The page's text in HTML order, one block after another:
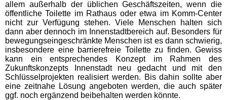
allem außerhalb der üblichen Geschäftszeiten, wenn die
öffentliche Toilette im Rathaus oder etwa im Komm-Center
nicht zur Verfügung stehen. Viele Menschen halten sich
dann aber dennoch im Innenstadtbereich auf. Besonders für
bewegungseingeschränkte Menschen ist es dann schwierig,
insbesondere eine barrierefreie Toilette zu finden. Gewiss
kann ein entsprechendes Konzept im Rahmen des
Zukunftskonzepts Innenstadt neu gedacht und mit den
Schlüsselprojekten realisiert werden. Bis dahin sollte aber
eine zeitnahe Lösung angeboten werden, die auch später
ggf. noch ergänzend beibehalten werden könnte.